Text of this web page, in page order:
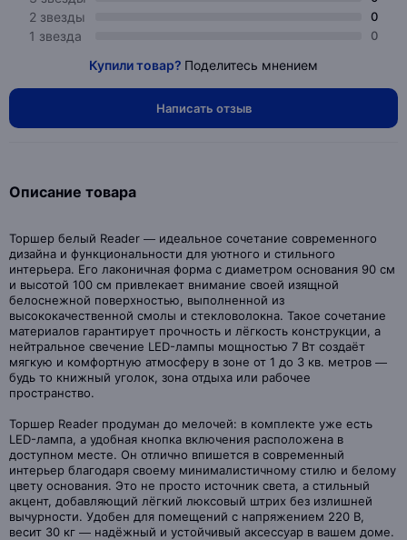
2 звезды 0
1 звезда 0
Купили товар? Поделитесь мнением
Написать отзыв
Описание товара
Торшер белый Reader — идеальное сочетание современного
дизайна и функциональности для уютного и стильного
интерьера. Его лаконичная форма с диаметром основания 90 см
и высотой 100 см привлекает внимание своей изящной
белоснежной поверхностью, выполненной из
высококачественной смолы и стекловолокна. Такое сочетание
материалов гарантирует прочность и лёгкость конструкции, а
нейтральное свечение LED-лампы мощностью 7 Вт создаёт
мягкую и комфортную атмосферу в зоне от 1 до 3 кв. метров —
будь то книжный уголок, зона отдыха или рабочее
пространство.
Торшер Reader продуман до мелочей: в комплекте уже есть
LED-лампа, а удобная кнопка включения расположена в
доступном месте. Он отлично впишется в современный
интерьер благодаря своему минималистичному стилю и белому
цвету основания. Это не просто источник света, а стильный
акцент, добавляющий лёгкий люксовый штрих без излишней
вычурности. Удобен для помещений с напряжением 220 В,
весит 30 кг — надёжный и устойчивый аксессуар в вашем доме.